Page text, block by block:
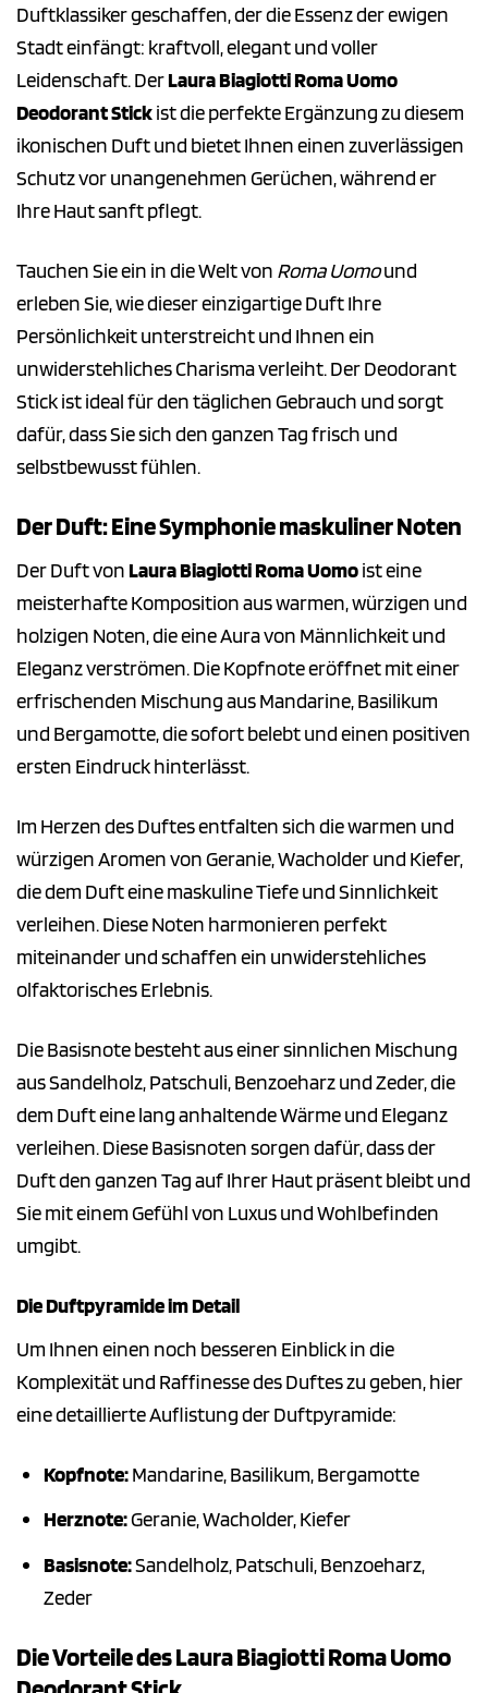
Duftklassiker geschaffen, der die Essenz der ewigen
Stadt einfängt: kraftvoll, elegant und voller
Leidenschaft. DerLaura Biagiotti Roma Uomo
Deodorant Stickist die perfekte Ergänzung zu diesem
ikonischen Duft und bietet Ihnen einen zuverlässigen
Schutz vor unangenehmen Gerüchen, während er
Ihre Haut sanft pflegt.
Tauchen Sie ein in die Welt von Roma Uomound
erleben Sie, wie dieser einzigartige Duft Ihre
Persönlichkeit unterstreicht und Ihnen ein
unwiderstehliches Charisma verleiht. Der Deodorant
Stick ist ideal für den täglichen Gebrauch und sorgt
dafür, dass Sie sich den ganzen Tag frisch und
selbstbewusst fühlen.
Der Duft: Eine Symphonie maskuliner Noten
Der Duft vonLaura Biagiotti Roma Uomoist eine
meisterhafte Komposition aus warmen, würzigen und
holzigen Noten, die eine Aura von Männlichkeit und
Eleganz verströmen. Die Kopfnote eröffnet mit einer
erfrischenden Mischung aus Mandarine, Basilikum
und Bergamotte, die sofort belebt und einen positiven
ersten Eindruck hinterlässt.
Im Herzen des Duftes entfalten sich die warmen und
würzigen Aromen von Geranie, Wacholder und Kiefer,
die dem Duft eine maskuline Tiefe und Sinnlichkeit
verleihen. Diese Noten harmonieren perfekt
miteinander und schaffen ein unwiderstehliches
olfaktorisches Erlebnis.
Die Basisnote besteht aus einer sinnlichen Mischung
aus Sandelholz, Patschuli, Benzoeharz und Zeder, die
dem Duft eine lang anhaltende Wärme und Eleganz
verleihen. Diese Basisnoten sorgen dafür, dass der
Duft den ganzen Tag auf Ihrer Haut präsent bleibt und
Sie mit einem Gefühl von Luxus und Wohlbefinden
umgibt.
Die Duftpyramide im Detail
Um Ihnen einen noch besseren Einblick in die
Komplexität und Raffinesse des Duftes zu geben, hier
eine detaillierte Auflistung der Duftpyramide:
Kopfnote:Mandarine, Basilikum, Bergamotte
Herznote:Geranie, Wacholder, Kiefer
Basisnote:Sandelholz, Patschuli, Benzoeharz,
Zeder
Die Vorteile des Laura Biagiotti Roma Uomo